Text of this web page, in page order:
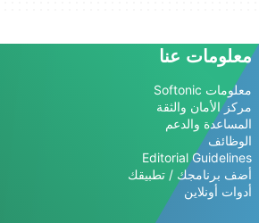
معلومات عنا
معلومات Softonic
مركز الأمان والثقة
المساعدة والدعم
الوظائف
Editorial Guidelines
أضف برنامجك / تطبيقك
أدوات أونلاين